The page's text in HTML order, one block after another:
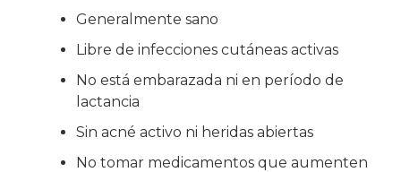
Generalmente sano
Libre de infecciones cutáneas activas
No está embarazada ni en período de
lactancia
Sin acné activo ni heridas abiertas
No tomar medicamentos que aumenten